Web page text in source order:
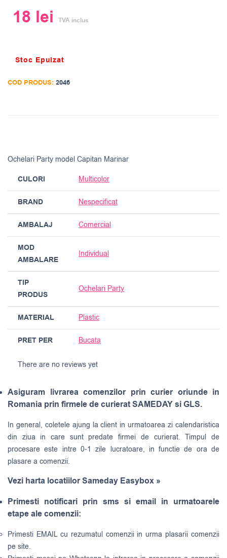
18 lei TVA inclus
Stoc Epuizat
COD PRODUS: 2046
Ochelari Party model Capitan Marinar
CULORI Multicolor
BRAND Nespecificat
AMBALAJ Comercial
MOD
AMBALARE
Individual
TIP
PRODUS
Ochelari Party
MATERIAL Plastic
PRET PER Bucata
There are no reviews yet
Asiguram livrarea comenzilor prin curier oriunde in
Romania prin firmele de curierat SAMEDAY si GLS.
In general, coletele ajung la client in urmatoarea zi calendaristica
din ziua in care sunt predate firmei de curierat. Timpul de
procesare este intre 0-1 zile lucratoare, in functie de ora de
plasare a comenzii.
Vezi harta locatiilor Sameday Easybox »
Primesti notificari prin sms si email in urmatoarele
etape ale comenzii:
Primesti EMAIL cu rezumatul comenzii in urma plasarii comenzii
pe site.